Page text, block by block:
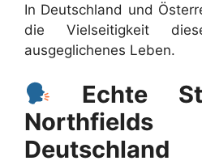
In Deutschland und
die Vielseitigkeit
ausgeglichenes Leben.
Echte
Deutschland